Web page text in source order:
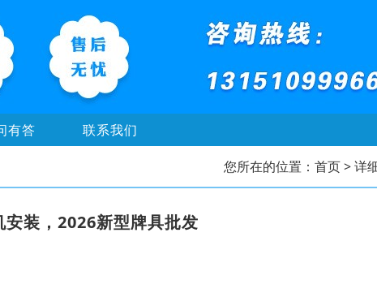
有答 联系我们
您所在的位置： 首页> 详
装，2026新型牌具批发